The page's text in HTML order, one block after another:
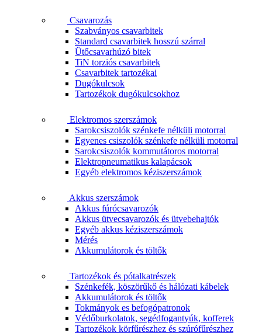
Csavarozás
Szabványos csavarbitek
Standard csavarbitek hosszú szárral
Ütőcsavarhúzó bitek
TiN torziós csavarbitek
Csavarbitek tartozékai
Dugókulcsok
Tartozékok dugókulcsokhoz
Elektromos szerszámok
Sarokcsiszolók szénkefe nélküli motorral
Egyenes csiszolók szénkefe nélküli motorral
Sarokcsiszolók kommutátoros motorral
Elektropneumatikus kalapácsok
Egyéb elektromos kéziszerszámok
Akkus szerszámok
Akkus fúrócsavarozók
Akkus ütvecsavarozók és ütvebehajtók
Egyéb akkus kéziszerszámok
Mérés
Akkumulátorok és töltők
Tartozékok és pótalkatrészek
Szénkefék, köszörűkő és hálózati kábelek
Akkumulátorok és töltők
Tokmányok es befogópatronok
Védőburkolatok, segédfogantyúk, kofferek
Tartozékok körfűrészhez és szúrófűrészhez